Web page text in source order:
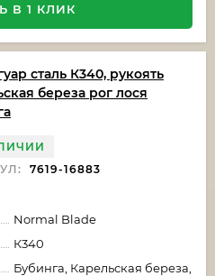
В 1 КЛИК
сталь К340, рукоять
береза рог лося
7619-16883
Normal Blade
К340
Бубинга, Карельская береза,